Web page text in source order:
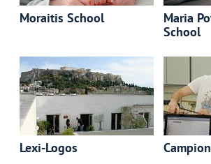
Moraitis School
Maria
School
Lexi-Logos